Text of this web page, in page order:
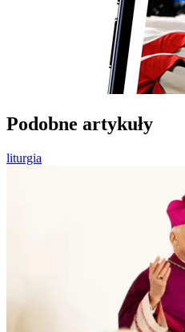
Podobne artykuły
liturgia